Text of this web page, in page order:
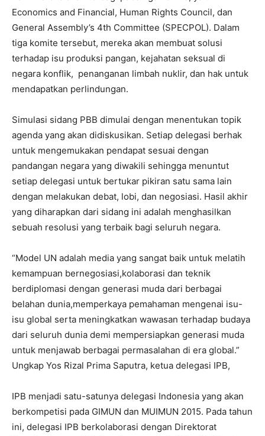
Economics and Financial, Human Rights Council, dan
General Assembly’s 4th Committee (SPECPOL). Dalam
tiga komite tersebut, mereka akan membuat solusi
terhadap isu produksi pangan, kejahatan seksual di
negara konflik, penanganan limbah nuklir, dan hak untuk
mendapatkan perlindungan.
Simulasi sidang PBB dimulai dengan menentukan topik
agenda yang akan didiskusikan. Setiap delegasi berhak
untuk mengemukakan pendapat sesuai dengan
pandangan negara yang diwakili sehingga menuntut
setiap delegasi untuk bertukar pikiran satu sama lain
dengan melakukan debat, lobi, dan negosiasi. Hasil akhir
yang diharapkan dari sidang ini adalah menghasilkan
sebuah resolusi yang terbaik bagi seluruh negara.
“Model UN adalah media yang sangat baik untuk melatih
kemampuan bernegosiasi,kolaborasi dan teknik
berdiplomasi dengan generasi muda dari berbagai
belahan dunia,memperkaya pemahaman mengenai isu-
isu global serta meningkatkan wawasan terhadap budaya
dari seluruh dunia demi mempersiapkan generasi muda
untuk menjawab berbagai permasalahan di era global.”
Ungkap Yos Rizal Prima Saputra, ketua delegasi IPB,
IPB menjadi satu-satunya delegasi Indonesia yang akan
berkompetisi pada GIMUN dan MUIMUN 2015. Pada tahun
ini, delegasi IPB berkolaborasi dengan Direktorat